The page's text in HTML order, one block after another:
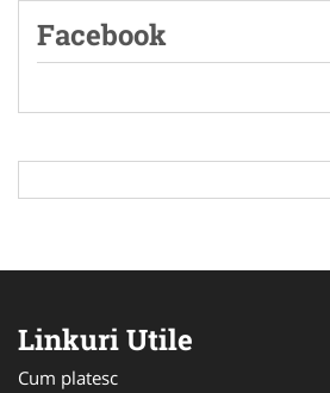
Facebook
Linkuri Utile
Cum platesc